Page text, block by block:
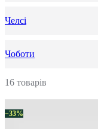
Челсі
Чоботи
16 товарів
−33%